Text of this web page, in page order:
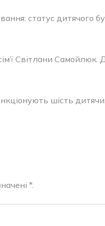
статус дитячого
Світлани
шість
*.